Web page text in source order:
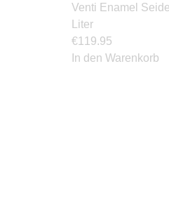
Venti Enamel
Liter
€119.95
In den Warenkorb